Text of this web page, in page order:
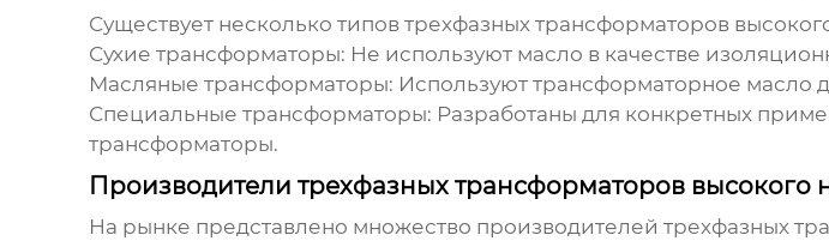
Существует несколько типов трехфазных трансформаторов
Сухие трансформаторы: Не используют масло в качестве
Масляные трансформаторы: Используют трансформаторное масло
Специальные трансформаторы: Разработаны для конкретных
трансформаторы.
Производители трехфазных трансформаторов высокого
На рынке представлено множество производителей трехфазных